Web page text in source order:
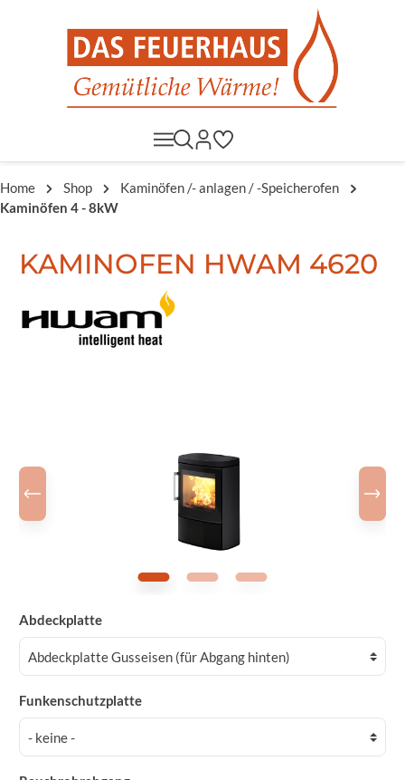
Home Shop
Kaminöfen /- anlagen / -Speicherofen
Kaminöfen 4 - 8kW
KAMINOFEN HWAM 4620
Abdeckplatte
Funkenschutzplatte